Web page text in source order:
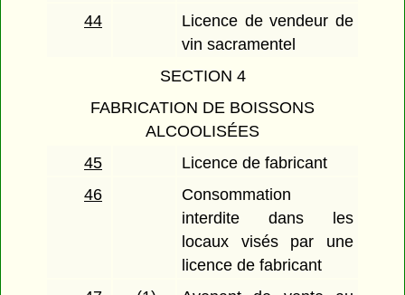
44
Licence de vendeur de
vin sacramentel
SECTION 4
FABRICATION DE BOISSONS
ALCOOLISÉES
45
Licence de fabricant
46
Consommation
interdite dans les
locaux visés par une
licence de fabricant